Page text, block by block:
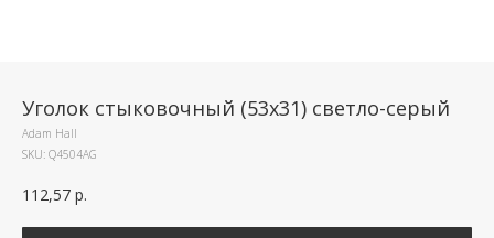
Уголок стыковочный (53х31) светло-серый
Adam Hall
SKU: Q4504AG​
112,57 р.